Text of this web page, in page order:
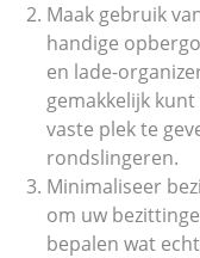
Maak gebruik
handige
en lade-
gemakkelijk
vaste plek te
rondslingeren.
Minimaliseer
om uw
bepalen wat